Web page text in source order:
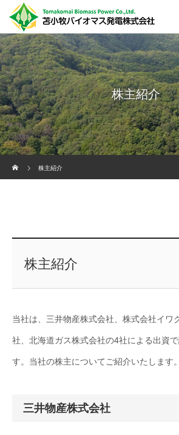
株主紹介
株主紹介
株主紹介
当社は、三井物産株式会社、株式会社イワ
社、北海道ガス株式会社の4社による出資
す。当社の株主についてご紹介いたします。
三井物産株式会社